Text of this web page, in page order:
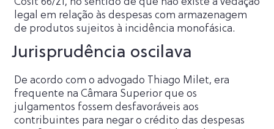
legal em relação às despesas com armazenagem
de produtos sujeitos à incidência monofásica.
Jurisprudência oscilava
De acordo com o advogado Thiago Milet, era
frequente na Câmara Superior que os
julgamentos fossem desfavoráveis aos
contribuintes para negar o crédito das despesas